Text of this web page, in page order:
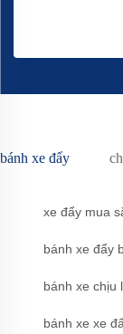
bánh xe đẩy
xe đẩy mua
bánh xe đẩy
bánh xe chịu
bánh xe xe